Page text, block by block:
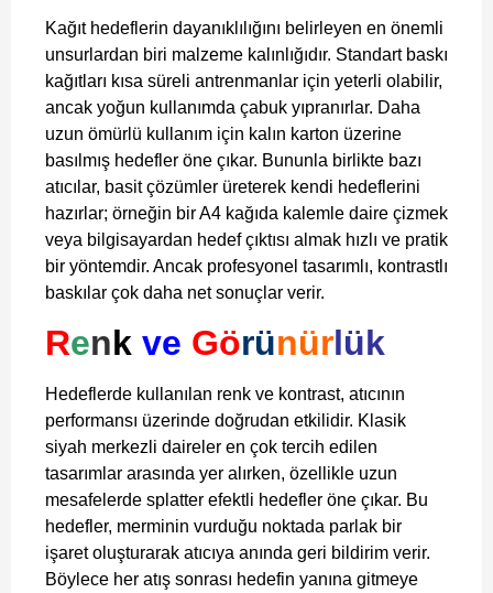
Kağıt hedeflerin dayanıklılığını belirleyen en önemli
unsurlardan biri malzeme kalınlığıdır. Standart baskı
kağıtları kısa süreli antrenmanlar için yeterli olabilir,
ancak yoğun kullanımda çabuk yıpranırlar. Daha
uzun ömürlü kullanım için kalın karton üzerine
basılmış hedefler öne çıkar. Bununla birlikte bazı
atıcılar, basit çözümler üreterek kendi hedeflerini
hazırlar; örneğin bir A4 kağıda kalemle daire çizmek
veya bilgisayardan hedef çıktısı almak hızlı ve pratik
bir yöntemdir. Ancak profesyonel tasarımlı, kontrastlı
baskılar çok daha net sonuçlar verir.
Renk ve Görünürlük
Hedeflerde kullanılan renk ve kontrast, atıcının
performansı üzerinde doğrudan etkilidir. Klasik
siyah merkezli daireler en çok tercih edilen
tasarımlar arasında yer alırken, özellikle uzun
mesafelerde splatter efektli hedefler öne çıkar. Bu
hedefler, merminin vurduğu noktada parlak bir
işaret oluşturarak atıcıya anında geri bildirim verir.
Böylece her atış sonrası hedefin yanına gitmeye